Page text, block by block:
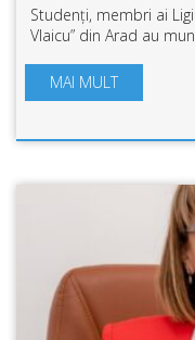
Studenți, membri ai
Vlaicu” din Arad au
epidemiologice în
MAI MULT